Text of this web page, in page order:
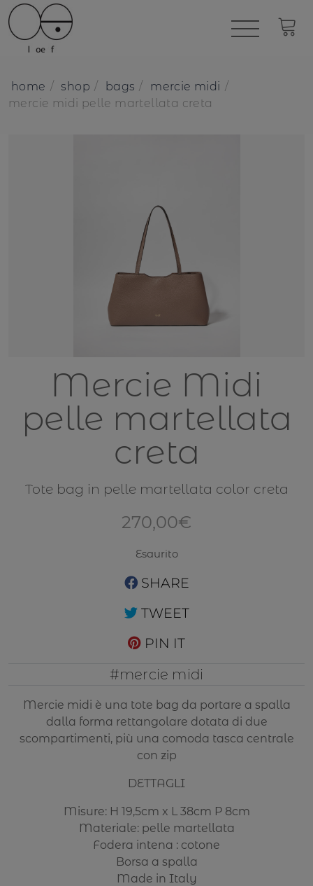
home shop bags
mercie midi
mercie midi pelle martellata creta
Mercie Midi
pelle martellata
creta
Tote bag in pelle martellata color creta
270,00€
Esaurito
SHARE
TWEET
PIN IT
#mercie midi
Mercie midi è una tote bag da portare a spalla
dalla forma rettangolare dotata di due
scompartimenti, più una comoda tasca centrale
con zip
DETTAGLI
Misure: H 19,5cm x L 38cm P 8cm
Materiale: pelle martellata
Fodera intena : cotone
Borsa a spalla
Made in Italy